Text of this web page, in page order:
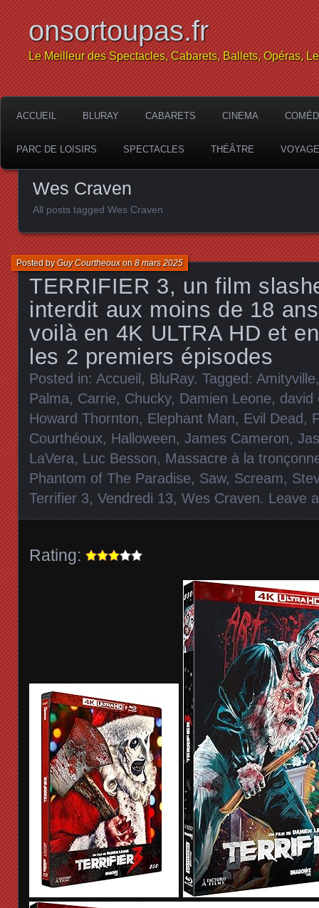
onsortoupas.fr
Le Meilleur des Spectacles, Cabarets, Ballets, Opéras,
ACCUEIL BLURAY CABARETS CINEMA
PARC DE LOISIRS SPECTACLES THÉÂTRE
Wes Craven
All posts tagged Wes Craven
TERRIFIER 3, un film
interdit aux moins de 18
voilà en 4K ULTRA HD et
les 2 premiers épisodes
Posted byGuy Courtheouxon8 mars 2025
Posted in: Accueil, BluRay. Tagged: Amityville
Palma, Carrie, Chucky, Damien Leone, david
Howard Thornton, Elephant Man, Evil Dead,
Courthéoux, Halloween, James Cameron,
LaVera, Luc Besson, Massacre à la
Phantom of The Paradise, Saw, Scream,
Terrifier 3, Vendredi 13, Wes Craven. Leave
Rating: